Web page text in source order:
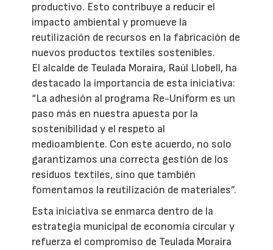
productivo. Esto contribuye a reducir el
impacto ambiental y promueve la
reutilización de recursos en la fabricación de
nuevos productos textiles sostenibles.
El alcalde de Teulada Moraira, Raúl Llobell, ha
destacado la importancia de esta iniciativa:
“La adhesión al programa Re-Uniform es un
paso más en nuestra apuesta por la
sostenibilidad y el respeto al
medioambiente. Con este acuerdo, no solo
garantizamos una correcta gestión de los
residuos textiles, sino que también
fomentamos la reutilización de materiales”.
Esta iniciativa se enmarca dentro de la
estrategia municipal de economía circular y
refuerza el compromiso de Teulada Moraira